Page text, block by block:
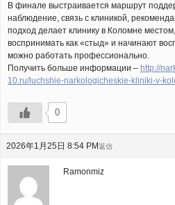
В финале выстраивается маршрут
наблюдение, связь с клиникой,
подход делает клинику в Коломне
воспринимать как «стыд» и начинают
можно работать профессионально.
Получить больше информации – http://
10.ru/luchshie-narkologicheskie-kliniki-v-
0
2026年1月25日 8:54 PM返信
Ramonmiz